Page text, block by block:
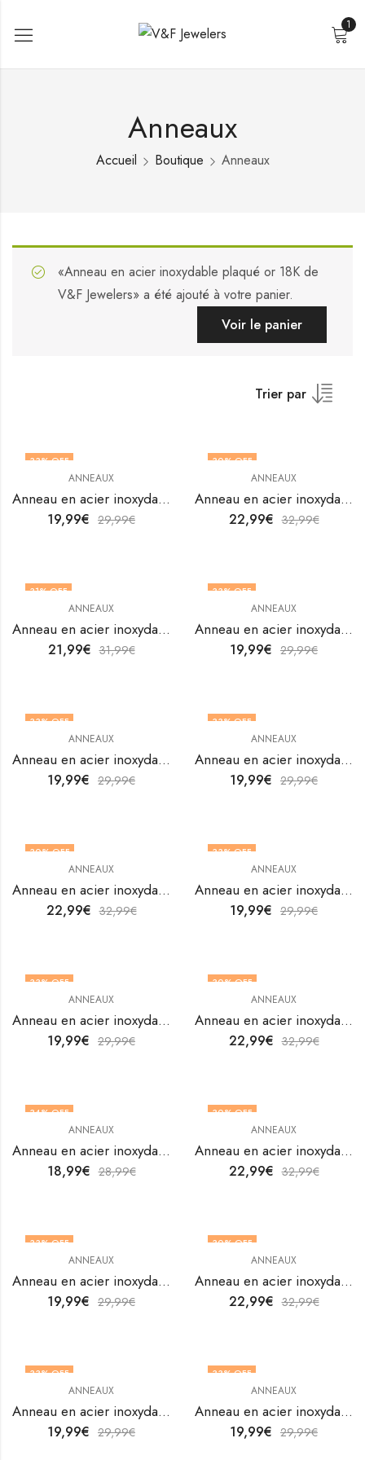
1
Anneaux
Accueil Boutique Anneaux
«Anneau en acier inoxydable plaqué or 18K de
V&F Jewelers» a été ajouté à votre panier.
Voir le panier
Trier par
33% OFF
OUT OF STOCK
ANNEAUX
Anneau en acier inoxydable plaqué or 18K de V&F Jewelers
19,99€ 29,99€
30% OFF
ANNEAUX
Anneau en acier inoxydable plaqué or 18K de V&F Jewelers
22,99€ 32,99€
31% OFF
ANNEAUX
Anneau en acier inoxydable plaqué or 18K de V&F Jewelers
21,99€ 31,99€
33% OFF
ANNEAUX
Anneau en acier inoxydable plaqué or 18K de V&F Jewelers
19,99€ 29,99€
33% OFF
OUT OF STOCK
ANNEAUX
Anneau en acier inoxydable plaqué or 18K de V&F Jewelers
19,99€ 29,99€
33% OFF
ANNEAUX
Anneau en acier inoxydable plaqué or 18K de V&F Jewelers
19,99€ 29,99€
30% OFF
ANNEAUX
Anneau en acier inoxydable plaqué or 18K de V&F Jewelers
22,99€ 32,99€
33% OFF
ANNEAUX
Anneau en acier inoxydable plaqué or 18K de V&F Jewelers
19,99€ 29,99€
33% OFF
OUT OF STOCK
ANNEAUX
Anneau en acier inoxydable plaqué or 18K de V&F Jewelers
19,99€ 29,99€
30% OFF
ANNEAUX
Anneau en acier inoxydable plaqué or 18K de V&F Jewelers
22,99€ 32,99€
34% OFF
ANNEAUX
Anneau en acier inoxydable plaqué or 18K de V&F Jewelers
18,99€ 28,99€
30% OFF
ANNEAUX
Anneau en acier inoxydable plaqué or 18K de V&F Jewelers
22,99€ 32,99€
33% OFF
ANNEAUX
Anneau en acier inoxydable plaqué or 18K de V&F Jewelers
19,99€ 29,99€
30% OFF
ANNEAUX
Anneau en acier inoxydable plaqué or 18K de V&F Jewelers
22,99€ 32,99€
33% OFF
ANNEAUX
Anneau en acier inoxydable plaqué or 18K de V&F Jewelers
19,99€ 29,99€
33% OFF
OUT OF STOCK
ANNEAUX
Anneau en acier inoxydable plaqué or 18K de V&F Jewelers
19,99€ 29,99€